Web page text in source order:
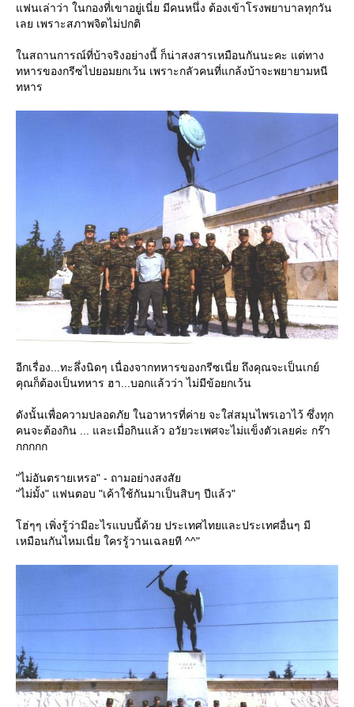
ฟนเล่าว่า ในกองที่เขาอยู่เนี่ย มีคนหนึ่ง ต้องเข้าโรงพยาบาลทุกวัน
เลย เพราะสภาพจิตไม่ปกติ
นสถานการณ์ที่บ้าจริงอย่างนี้ ก็น่าสงสารเหมือนกันนะคะ แต่ทาง
ทหารของกรีซไปยอมยกเว้น เพราะกลัวคนที่แกล้งบ้าจะพยายามหนี
ทหาร
อีกเรื่อง...ทะลึ่งนิดๆ เนื่องจากทหารของกรีซเนี่ย ถึงคุณจะเป็นเกย์
คุณก็ต้องเป็นทหาร ฮา...บอกแล้วว่า ไม่มีข้อยกเว้น
ดังนั้นเพื่อความปลอดภัย ในอาหารที่ค่าย จะใส่สมุนไพรเอาไว้ ซึ่งทุก
คนจะต้องกิน ... และเมื่อกินแล้ว อวัยวะเพศจะไม่แข็งตัวเลยค่ะ กร๊า
กกกกก
"ไม่อันตรายเหรอ" - ถามอย่างสงสั
"ไม่มั้ง" แฟนตอบ "เค้าใช้กันมาเป็นสิบๆ ปีแล้ว"
ฮ่ๆๆ เพิ่งรู้ว่ามีอะไรแบบนี้ด้วย ประเทศไทยและประเทศอื่นๆ มี
เหมือนกันไหมเนี่ย ใครรู้วานเฉลยที ^^"